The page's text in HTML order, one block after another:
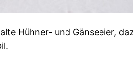
Hühner- und Gänseeier,